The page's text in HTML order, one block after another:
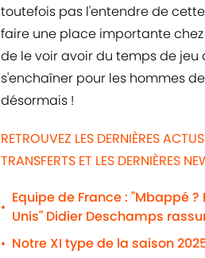
toutefois pas l'entendre de
faire une place importante
de le voir avoir du temps de
s'enchaîner pour les hommes
désormais !
RETROUVEZ LES DERNIÈRES
TRANSFERTS ET LES DERNIÈRES
•
Equipe de France : "Mbappé
Unis" Didier Deschamps
• Notre XI type de la saison